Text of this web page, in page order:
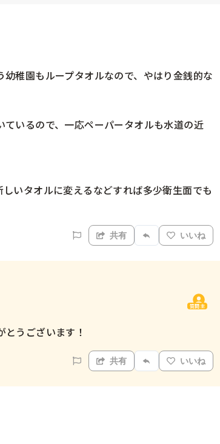
稚園もループタオルなので、やはり金銭的な
いるので、一応ペーパータオルも水道の近
いタオルに変えるなどすれば多少衛生面でも
共有 いいね
質問主
うございます！
共有 いいね